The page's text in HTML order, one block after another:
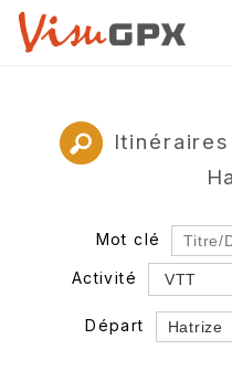
Mot clé
Activité
Départ